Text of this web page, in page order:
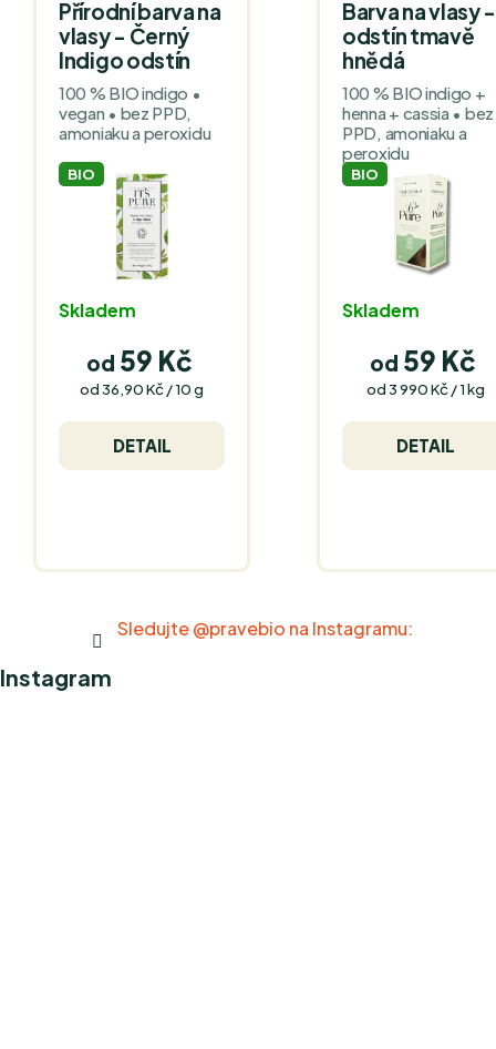
Přírodní barva na
vlasy - Černý
Indigo odstín
100 % BIO indigo •
vegan • bez PPD,
amoniaku a peroxidu
BIO
Skladem
od 59 Kč
Měrná
od 36,90 Kč / 10 g
DETAIL
Barva na vlasy -
odstín tmavě
hnědá
100 % BIO indigo +
henna + cassia • bez
PPD, amoniaku a
peroxidu
BIO
Skladem
od 59 Kč
Měrná
od 3 990 Kč / 1 kg
DETAIL
Sledujte @pravebio na Instagramu:
Instagram